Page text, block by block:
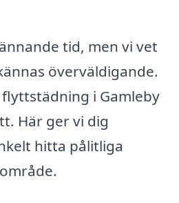
tid, men vi vet
överväldigande.
i Gamleby
Här ger vi dig
hitta pålitliga